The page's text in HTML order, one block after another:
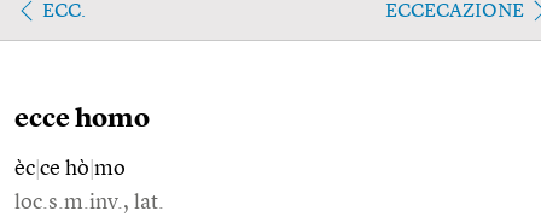
ECC. ECCECAZIONE
ecce homo
èc ce hò mo
loc.s.m.inv., lat.